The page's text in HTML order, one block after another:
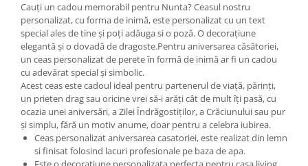
Cauți un cadou memorabil pentru Nunta? Ceasul nostru
personalizat, cu forma de inimă, este personalizat cu un text
special ales de tine și poți adăuga si o poză. O decorațiune
elegantă și o dovadă de dragoste.Pentru aniversarea căsătoriei,
un ceas personalizat de perete în formă de inimă ar fi un cadou
cu adevărat special și simbolic.
Acest ceas este cadoul ideal pentru partenerul de viață, părinți,
un prieten drag sau oricine vrei să-i arăți cât de mult îți pasă, cu
ocazia unei aniversări, a Zilei Îndrăgostiților, a Crăciunului sau pur
și simplu, fără un motiv anume, doar pentru a celebra iubirea.
Ceas personalizat aniversarea casatoriei, este realizat din lemn
si finisat folosind lacuri profesionale pe baza de apa.